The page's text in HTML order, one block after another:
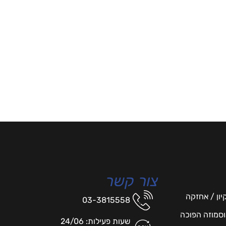
/ אחזקה
הפוכה
צור קשר
03-3815558
שעות פעילות: 24/06